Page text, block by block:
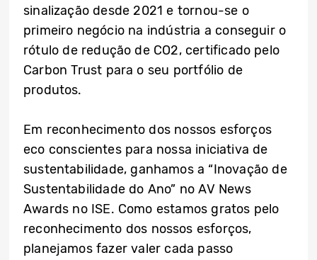
sinalização desde 2021 e tornou-se o
primeiro negócio na indústria a conseguir o
rótulo de redução de CO2, certificado pelo
Carbon Trust para o seu portfólio de
produtos.
Em reconhecimento dos nossos esforços
eco conscientes para nossa iniciativa de
sustentabilidade, ganhamos a “Inovação de
Sustentabilidade do Ano” no AV News
Awards no ISE. Como estamos gratos pelo
reconhecimento dos nossos esforços,
planejamos fazer valer cada passo